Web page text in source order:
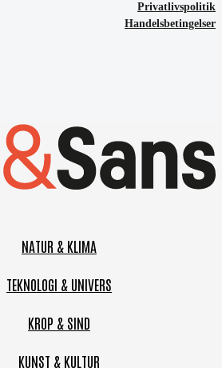
Privatlivspolitik
Handelsbetingelser
NATUR & KLIMA
TEKNOLOGI & UNIVERS
KROP & SIND
KUNST & KULTUR